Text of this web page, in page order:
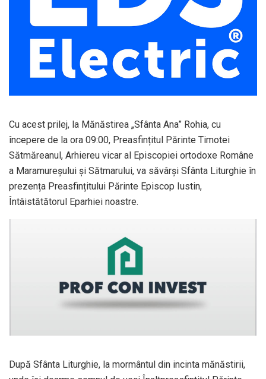
Cu acest prilej, la Mănăstirea „Sfânta Ana” Rohia, cu
începere de la ora 09:00, Preasfințitul Părinte Timotei
Sătmăreanul, Arhiereu vicar al Episcopiei ortodoxe Române
a Maramureșului și Sătmarului, va săvârși Sfânta Liturghie în
prezența Preasfințitului Părinte Episcop Iustin,
Întâistătătorul Eparhiei noastre.
După Sfânta Liturghie, la mormântul din incinta mănăstirii,